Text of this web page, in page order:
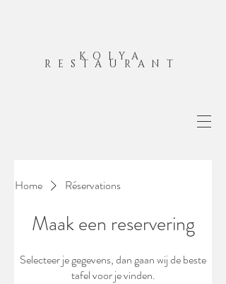
KOLYA
RESTAURANT
Home Réservations
Maak een reservering
Selecteer je gegevens, dan gaan wij de beste
tafel voor je vinden.